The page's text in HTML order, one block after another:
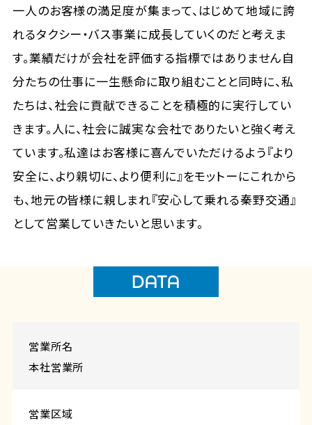
一人のお客様の満足度が集まって、はじめて地域に誇
れるタクシー・バス事業に成長していくのだと考えま
す。業績だけが会社を評価する指標ではありません自
分たちの仕事に一生懸命に取り組むことと同時に、私
たちは、社会に貢献できることを積極的に実行してい
きます。人に、社会に誠実な会社でありたいと強く考え
ています。私達はお客様に喜んでいただけるよう『より
安全に、より親切に、より便利に』をモットーにこれから
も、地元の皆様に親しまれ『安心して乗れる秦野交通』
として営業していきたいと思います。
DATA
営業所名
本社営業所
営業区域